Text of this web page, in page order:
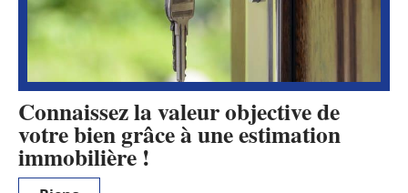
Connaissez la valeur objective de
votre bien grâce à une estimation
immobilière !